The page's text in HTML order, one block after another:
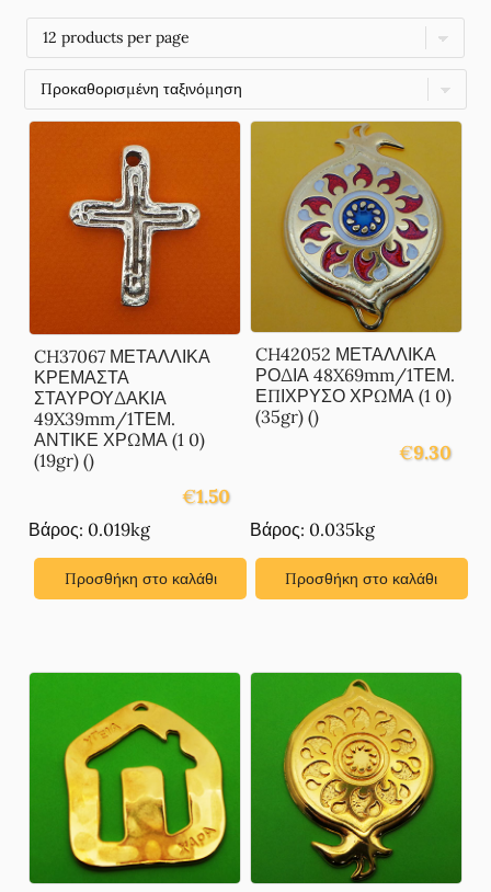
CH37067 ΜΕΤΑΛΛΙΚΑ
ΚΡΕΜΑΣΤΑ
ΣΤΑΥΡΟΥΔΑΚΙΑ
49X39mm/1ΤΕΜ.
ΑΝΤΙΚΕ ΧΡΩΜΑ (1 0)
(19gr) ()
€1.50
Βάρος: 0.019kg
Προσθήκη στο καλάθι
CH42052 ΜΕΤΑΛΛΙΚΑ
ΡΟΔΙΑ 48X69mm/1ΤΕΜ.
ΕΠΙΧΡΥΣΟ ΧΡΩΜΑ (1 0)
(35gr) ()
€9.30
Βάρος: 0.035kg
Προσθήκη στο καλάθι